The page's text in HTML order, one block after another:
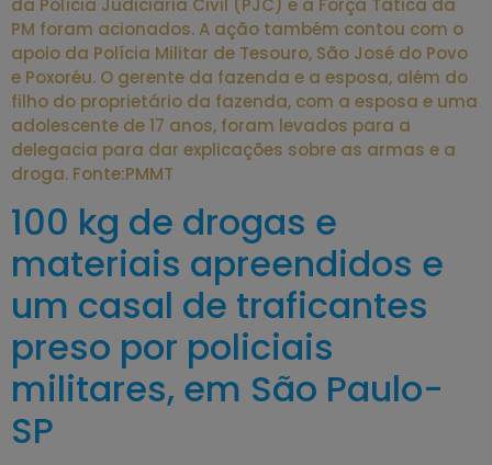
da Polícia Judiciária Civil (PJC) e a Força Tática da
PM foram acionados. A ação também contou com o
apoio da Polícia Militar de Tesouro, São José do Povo
e Poxoréu. O gerente da fazenda e a esposa, além do
filho do proprietário da fazenda, com a esposa e uma
adolescente de 17 anos, foram levados para a
delegacia para dar explicações sobre as armas e a
droga. Fonte:PMMT
100 kg de drogas e
materiais apreendidos e
um casal de traficantes
preso por policiais
militares, em São Paulo-
SP